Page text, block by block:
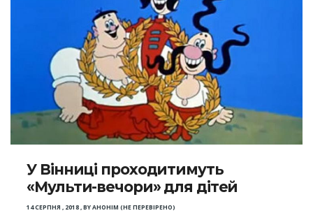
У Вінниці проходитимуть
«Мульти-вечори» для дітей
14 СЕРПНЯ , 2018,BYАНОНІМ (НЕ ПЕРЕВІРЕНО)